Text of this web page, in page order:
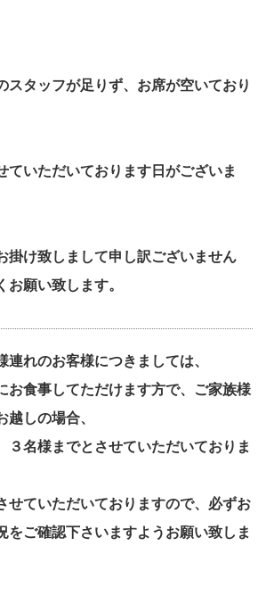
ッフが足りず、お席が空いており
だいております日がございま
しまして申し訳ございません
お願い致します。
連れのお客様につきましては、
お食事してただけます方で、ご家族様
越しの場合、
３名様までとさせていただいておりま
せていただいておりますので、必ずお
をご確認下さいますようお願い致しま